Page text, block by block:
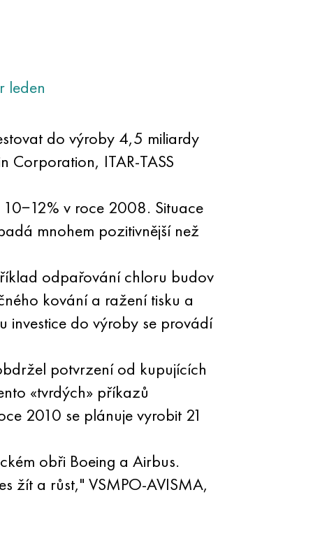
leden
do výroby 4,5 miliardy
Corporation, ITAR-TASS
v roce 2008. Situace
mnohem pozitivnější než
odpařování chloru budov
kování a ražení tisku a
investice do výroby se provádí
potvrzení od kupujících
«tvrdých» příkazů
2010 se plánuje vyrobit 21
obři Boeing a Airbus.
žít a růst," VSMPO-AVISMA,